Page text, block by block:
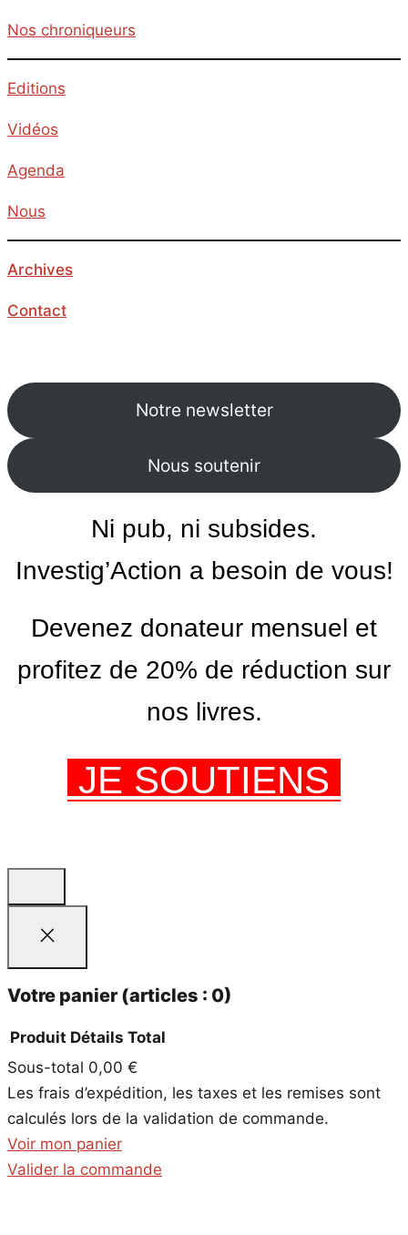
Nos chroniqueurs
Editions
Vidéos
Agenda
Nous
Archives
Contact
Notre newsletter
Nous soutenir
Ni pub, ni subsides.
Investig’Action a besoin de vous!
Devenez donateur mensuel et
profitez de 20% de réduction sur
nos livres.
JE SOUTIENS
Votre panier (articles : 0)
Produits
dans
le
panier
Produit Détails Total
Sous-total 0,00 €
Les frais d’expédition, les taxes et les remises sont
calculés lors de la validation de commande.
Voir mon panier
Valider la commande